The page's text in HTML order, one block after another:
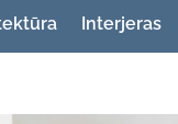
Interjeras